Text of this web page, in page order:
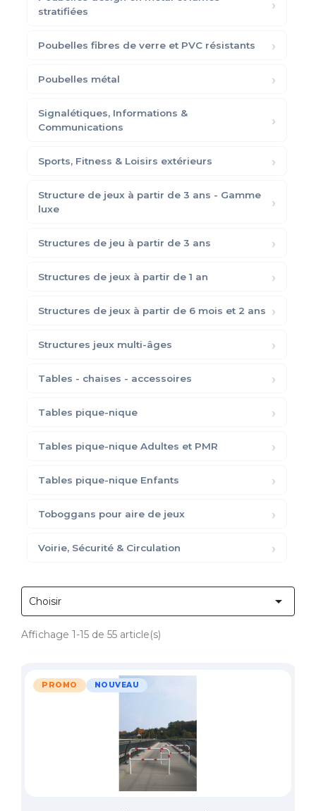
stratifiées
Poubelles fibres de verre et PVC résistants
Poubelles métal
Signalétiques, Informations &
Communications
Sports, Fitness & Loisirs extérieurs
Structure de jeux à partir de 3 ans - Gamme
luxe
Structures de jeu à partir de 3 ans
Structures de jeux à partir de 1 an
Structures de jeux à partir de 6 mois et 2 ans
Structures jeux multi-âges
Tables - chaises - accessoires
Tables pique-nique
Tables pique-nique Adultes et PMR
Tables pique-nique Enfants
Toboggans pour aire de jeux
Voirie, Sécurité & Circulation
Choisir 
Affichage 1-15 de 55 article(s)
PROMO NOUVEAU